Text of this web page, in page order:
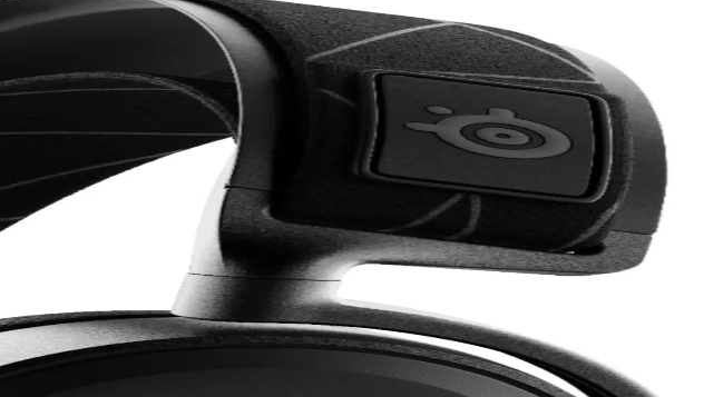
Sony XM5, mikrofon kalitesi ve aktif gürültü engelleme ile öne çıkar.
sağlık teknolojileri öne çıkıyor. Bu ürünler, kullanıcıların rutinlerini kolaylaştırıyor ve gerçek
ve şık bir oyuncu kulaklığıdır.
tanımlıyor. Kullanıcı konforu ve teknolojik yeniliklerle öne çıkıyor.